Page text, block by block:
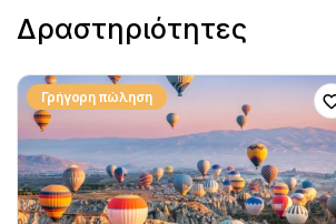
Δραστηριότητες
Γρήγορη πώληση